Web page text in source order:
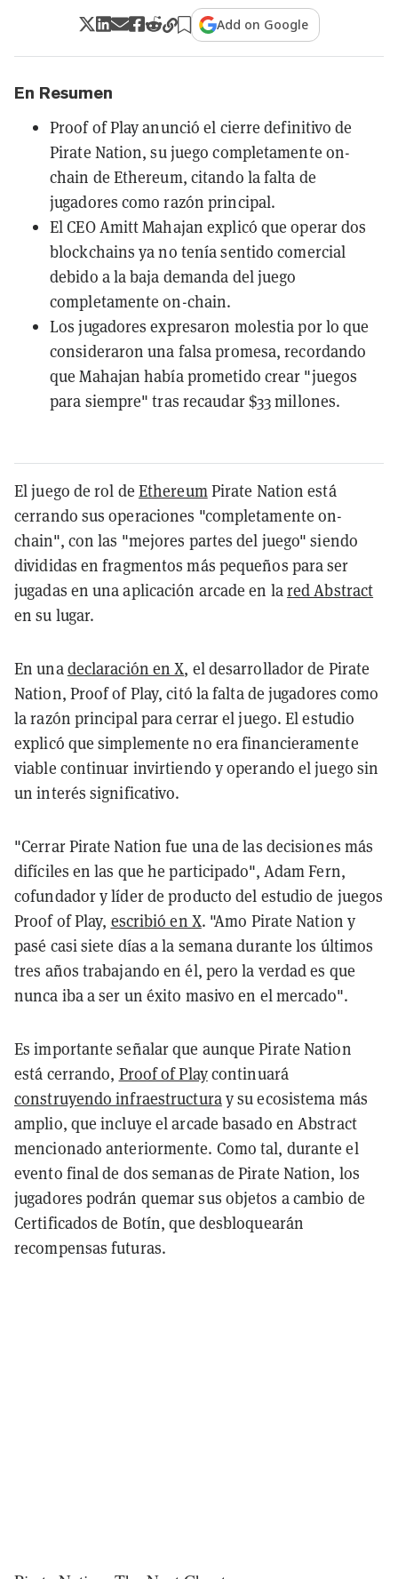
Add on Google
En Resumen
Proof of Play anunció el cierre definitivo de
Pirate Nation, su juego completamente on-
chain de Ethereum, citando la falta de
jugadores como razón principal.
El CEO Amitt Mahajan explicó que operar dos
blockchains ya no tenía sentido comercial
debido a la baja demanda del juego
completamente on-chain.
Los jugadores expresaron molestia por lo que
consideraron una falsa promesa, recordando
que Mahajan había prometido crear "juegos
para siempre" tras recaudar $33 millones.
El juego de rol de EthereumPirate Nation está
cerrando sus operaciones "completamente on-
chain", con las "mejores partes del juego" siendo
divididas en fragmentos más pequeños para ser
jugadas en una aplicación arcade en lared Abstract
en su lugar.
En unadeclaración en X, el desarrollador de Pirate
Nation, Proof of Play, citó la falta de jugadores como
la razón principal para cerrar el juego. El estudio
explicó que simplemente no era financieramente
viable continuar invirtiendo y operando el juego sin
un interés significativo.
"Cerrar Pirate Nation fue una de las decisiones más
difíciles en las que he participado", Adam Fern,
cofundador y líder de producto del estudio de juegos
Proof of Play, escribió en X. "Amo Pirate Nation y
pasé casi siete días a la semana durante los últimos
tres años trabajando en él, pero la verdad es que
nunca iba a ser un éxito masivo en el mercado".
Es importante señalar que aunque Pirate Nation
está cerrando, Proof of Playcontinuará
construyendo infraestructuray su ecosistema más
amplio, que incluye el arcade basado en Abstract
mencionado anteriormente. Como tal, durante el
evento final de dos semanas de Pirate Nation, los
jugadores podrán quemar sus objetos a cambio de
Certificados de Botín, que desbloquearán
recompensas futuras.